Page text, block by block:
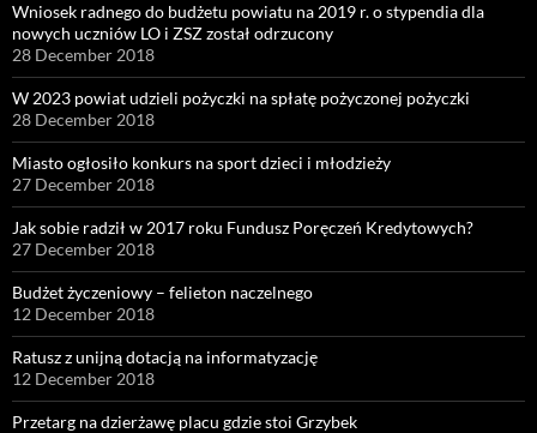
Wniosek radnego do budżetu powiatu na 2019 r. o stypendia dla
nowych uczniów LO i ZSZ został odrzucony
28 December 2018
W 2023 powiat udzieli pożyczki na spłatę pożyczonej pożyczki
28 December 2018
Miasto ogłosiło konkurs na sport dzieci i młodzieży
27 December 2018
Jak sobie radził w 2017 roku Fundusz Poręczeń Kredytowych?
27 December 2018
Budżet życzeniowy – felieton naczelnego
12 December 2018
Ratusz z unijną dotacją na informatyzację
12 December 2018
Przetarg na dzierżawę placu gdzie stoi Grzybek